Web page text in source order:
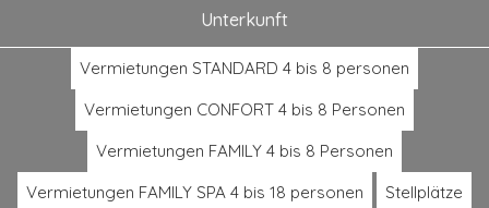
Unterkunft
Vermietungen STANDARD 4 bis 8 personen
Vermietungen CONFORT 4 bis 8 Personen
Vermietungen FAMILY 4 bis 8 Personen
Vermietungen FAMILY SPA 4 bis 18 personen
Stellplätze